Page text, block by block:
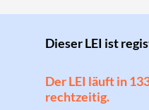
Dieser LEI ist
Der LEI läuft in
rechtzeitig.